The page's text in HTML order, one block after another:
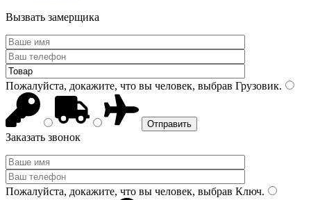
Вызвать замерщика
Пожалуйста, докажите, что вы человек, выбрав Грузовик.
Заказать звонок
Пожалуйста, докажите, что вы человек, выбрав Ключ.